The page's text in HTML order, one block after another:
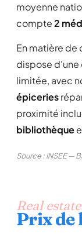
moyenne
compte2
En matière
dispose
limitée, avec
épiceries
proximité
bibliothèque
Source : INSEE —
Real estate
Prix